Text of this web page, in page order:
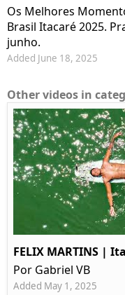
Os Melhores
Brasil Itacaré 2025.
junho.
Added June 18, 2025
Other videos in
FELIX MARTINS |
Por Gabriel VB
Added May 1, 2025